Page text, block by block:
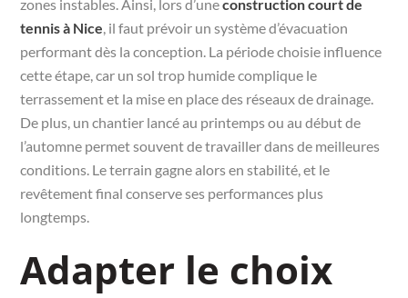
zones instables. Ainsi, lors d’uneconstruction court de
tennis à Nice, il faut prévoir un système d’évacuation
performant dès la conception. La période choisie influence
cette étape, car un sol trop humide complique le
terrassement et la mise en place des réseaux de drainage.
De plus, un chantier lancé au printemps ou au début de
l’automne permet souvent de travailler dans de meilleures
conditions. Le terrain gagne alors en stabilité, et le
revêtement final conserve ses performances plus
longtemps.
Adapter le choix